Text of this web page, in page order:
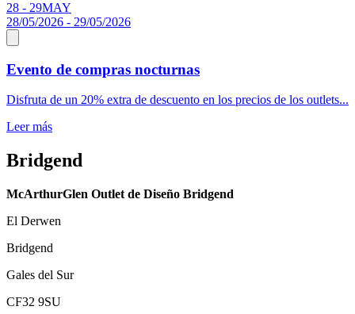
28 - 29MAY
28/05/2026 - 29/05/2026
Evento de compras nocturnas
Disfruta de un 20% extra de descuento en los precios de los outlets...
Leer más
Bridgend
McArthurGlen Outlet de Diseño Bridgend
El Derwen
Bridgend
Gales del Sur
CF32 9SU